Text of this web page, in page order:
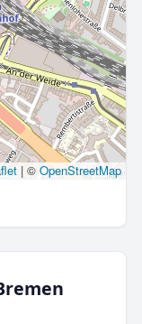
|© OpenStreetMap